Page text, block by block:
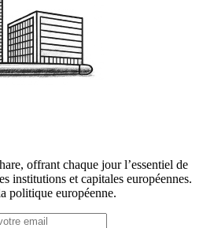
offrant chaque jour l’essentiel de
institutions et capitales européennes.
politique européenne.